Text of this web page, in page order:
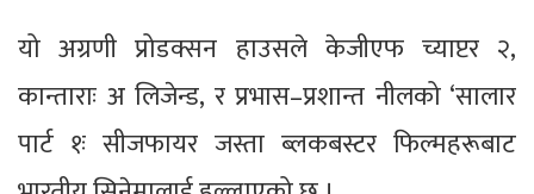
यो अग्रणी प्रोडक्सन हाउसले केजीएफ च्याप्टर २,
कान्ताराः अ लिजेन्ड, र प्रभास–प्रशान्त नीलको ‘सालार
पार्ट १ः सीजफायर जस्ता ब्लकबस्टर फिल्महरूबाट